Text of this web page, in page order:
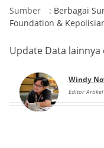
Sumber : Berbagai
Foundation &
Update Data lainnya
Windy
Editor